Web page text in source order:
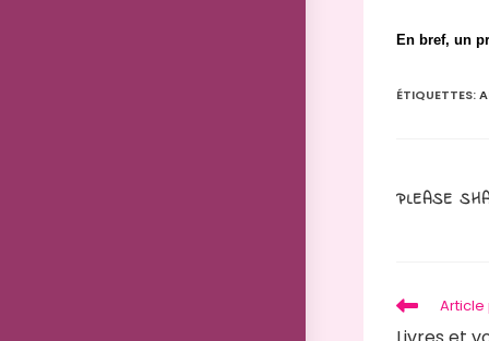
En bref, un
ÉTIQUETTES:
PLEASE
Read
more